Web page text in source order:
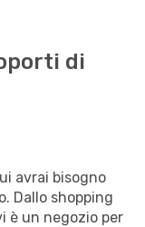
di
avrai bisogno
Dallo shopping
è un negozio per